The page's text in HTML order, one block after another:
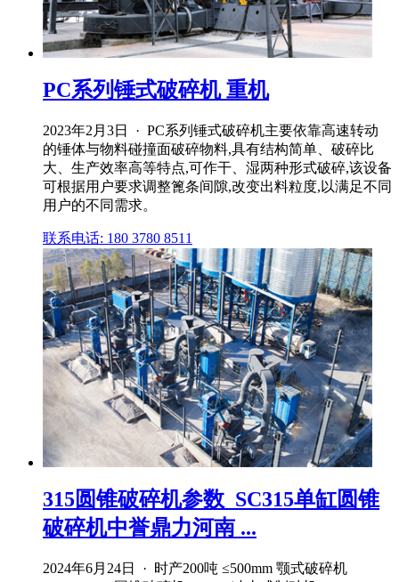
PC系列锤式破碎机 重机
2023年2月3日 · PC系列锤式破碎机主要依靠高速转动
的锤体与物料碰撞面破碎物料,具有结构简单、破碎比
大、生产效率高等特点,可作干、湿两种形式破碎,该设备
可根据用户要求调整篦条间隙,改变出料粒度,以满足不同
用户的不同需求。
联系电话: 180 3780 8511
315圆锥破碎机参数_SC315单缸圆锥
破碎机中誉鼎力河南 ...
2024年6月24日 · 时产200吨 ≤500mm 颚式破碎机